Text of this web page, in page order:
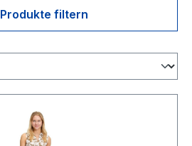
Produkte filtern